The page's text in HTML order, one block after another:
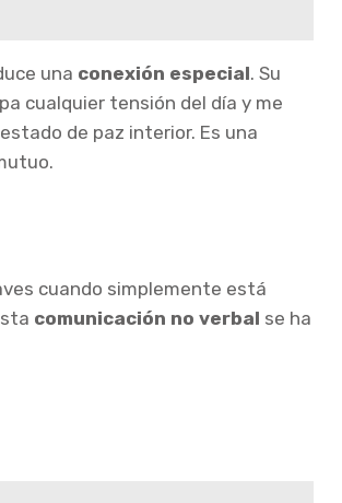
una conexión especial. Su
cualquier tensión del día y me
de paz interior. Es una
cuando simplemente está
comunicación no verbal se ha